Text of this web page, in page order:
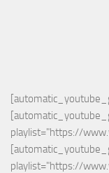
playlist="https://
playlist="https://